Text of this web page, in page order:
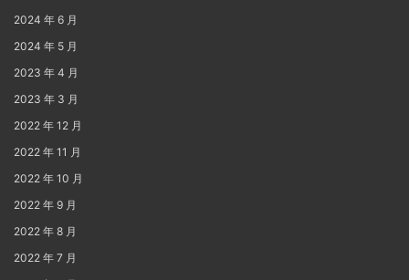
2024 年 6 月
2024 年 5 月
2023 年 4 月
2023 年 3 月
2022 年 12 月
2022 年 11 月
2022 年 10 月
2022 年 9 月
2022 年 8 月
2022 年 7 月